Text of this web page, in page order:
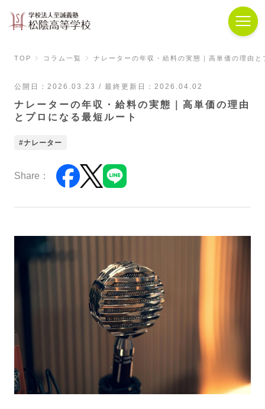
TOP コラム一覧 ナレーターの年収・給料の実態｜高単価の理由
公開日：2026.03.23 / 最終更新日：2026.04.02
ナレーターの年収・給料の実態｜高単価の理由
とプロになる最短ルート
ナレーター
Share：